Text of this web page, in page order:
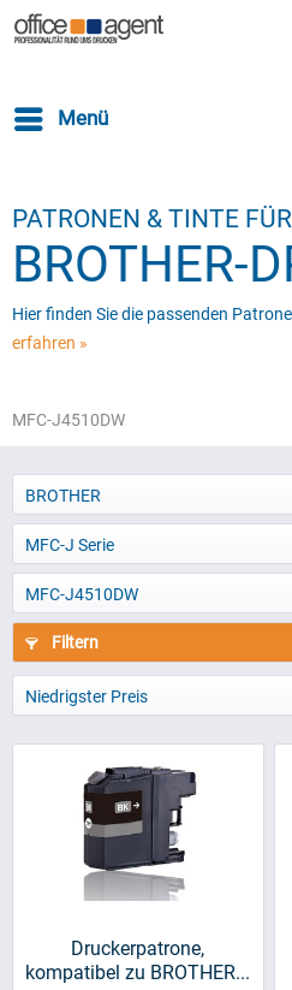
Menü
PATRONEN & TINTE FÜR
BROTHER-
Hier finden Sie die passenden
erfahren »
MFC-J4510DW
BROTHER
MFC-J Serie
MFC-J4510DW
Filtern
Niedrigster Preis
Druckerpatrone,
kompatibel zu BROTHER...